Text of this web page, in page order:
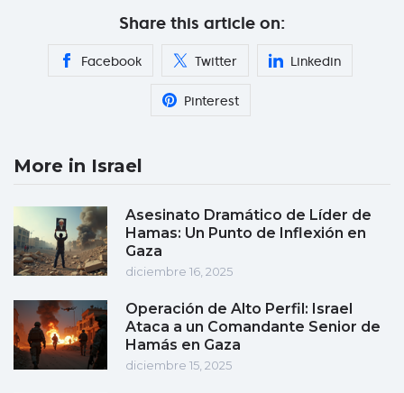
Share this article on:
Facebook Twitter Linkedin
Pinterest
More in Israel
Asesinato Dramático de Líder de
Hamas: Un Punto de Inflexión en
Gaza
diciembre 16, 2025
Operación de Alto Perfil: Israel
Ataca a un Comandante Senior de
Hamás en Gaza
diciembre 15, 2025